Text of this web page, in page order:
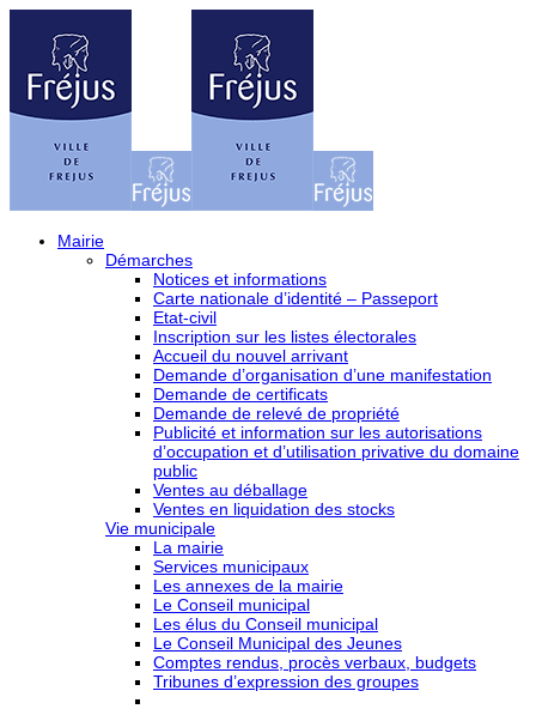
Mairie
Démarches
Notices et informations
Carte nationale d’identité – Passeport
Etat-civil
Inscription sur les listes électorales
Accueil du nouvel arrivant
Demande d’organisation d’une manifestation
Demande de certificats
Demande de relevé de propriété
Publicité et information sur les autorisations
d’occupation et d’utilisation privative du domaine
public
Ventes au déballage
Ventes en liquidation des stocks
Vie municipale
La mairie
Services municipaux
Les annexes de la mairie
Le Conseil municipal
Les élus du Conseil municipal
Le Conseil Municipal des Jeunes
Comptes rendus, procès verbaux, budgets
Tribunes d’expression des groupes